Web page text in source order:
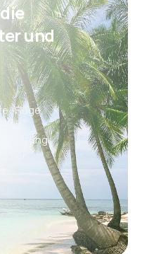
und
Flüge,